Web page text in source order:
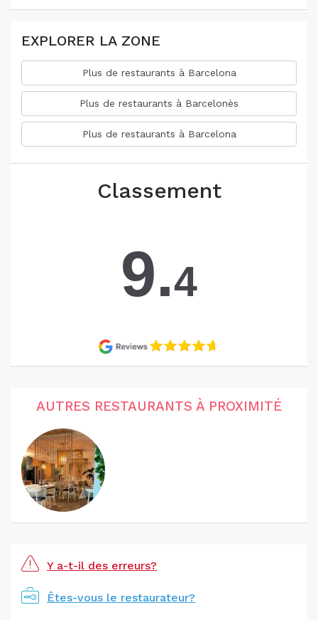
EXPLORER LA ZONE
Plus de restaurants à Barcelona
Plus de restaurants à Barcelonès
Plus de restaurants à Barcelona
Classement
9.4
AUTRES RESTAURANTS À PROXIMITÉ
Y a-t-il des erreurs?
Êtes-vous le restaurateur?